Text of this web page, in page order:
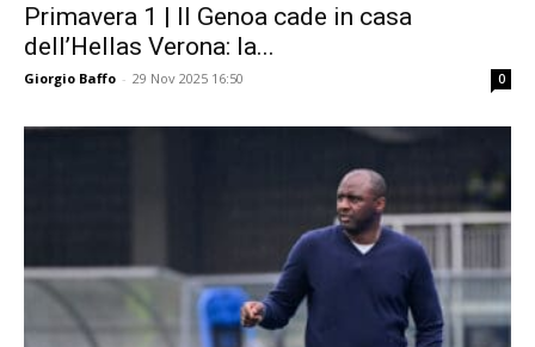
Primavera 1 | Il Genoa cade in casa
dell’Hellas Verona: la...
Giorgio Baffo - 29 Nov 2025 16:50 0